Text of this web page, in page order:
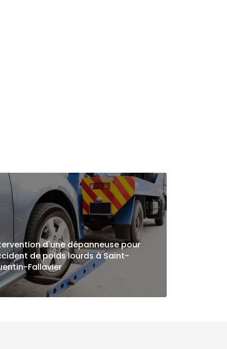
d'une dépanneuse pour
de poids lourds à Saint-
Fallavier